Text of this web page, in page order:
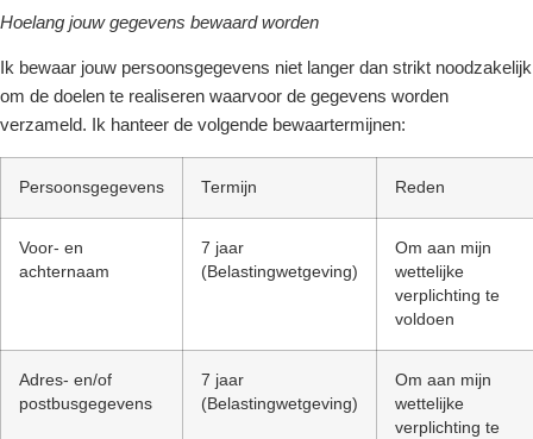
Hoelang jouw gegevens bewaard worden
Ik bewaar jouw persoonsgegevens niet langer dan strikt noodzakelijk
om de doelen te realiseren waarvoor de gegevens worden
verzameld. Ik hanteer de volgende bewaartermijnen:
Persoonsgegevens Termijn Reden
Voor- en
achternaam
7 jaar
(Belastingwetgeving)
Om aan mijn
wettelijke
verplichting te
voldoen
Adres- en/of
postbusgegevens
7 jaar
(Belastingwetgeving)
Om aan mijn
wettelijke
verplichting te